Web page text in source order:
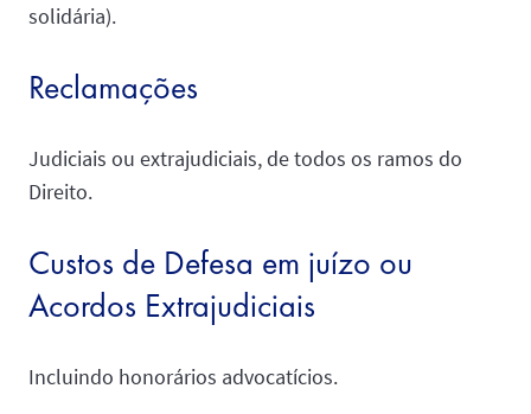
solidária).
Reclamações
Judiciais ou extrajudiciais, de todos os ramos do
Direito.
Custos de Defesa em juízo ou
Acordos Extrajudiciais
Incluindo honorários advocatícios.